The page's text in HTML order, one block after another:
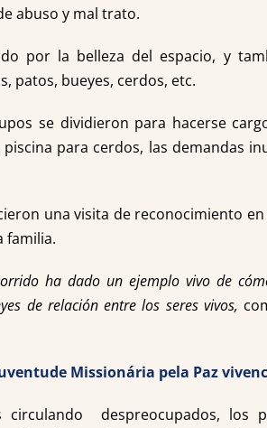
abuso y mal trato.
por la belleza del espacio, y
patos, bueyes, cerdos, etc.
se dividieron para hacerse
para cerdos, las demandas
una visita de reconocimiento
familia.
ha dado un ejemplo vivo de
de relación entre los seres vivos,
circulando despreocupados, los